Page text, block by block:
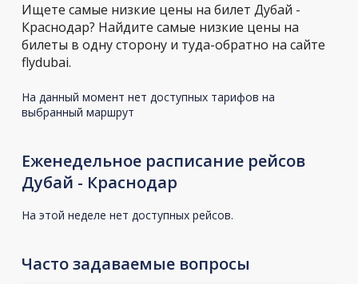
Ищете самые низкие цены на билет Дубай -
Краснодар? Найдите самые низкие цены на
билеты в одну сторону и туда-обратно на сайте
flydubai.
На данный момент нет доступных тарифов на
выбранный маршрут
Еженедельное расписание рейсов
Дубай - Краснодар
На этой неделе нет доступных рейсов.
Часто задаваемые вопросы